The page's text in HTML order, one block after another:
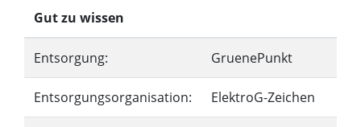
Gut zu wissen
Entsorgung: GruenePunkt
Entsorgungsorganisation: ElektroG-Zeichen